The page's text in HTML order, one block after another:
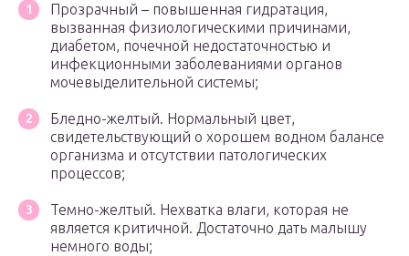
Прозрачный – повышенная гидратация,
вызванная физиологическими причинами,
диабетом, почечной недостаточностью и
инфекционными заболеваниями органов
мочевыделительной системы;
Бледно-желтый. Нормальный цвет,
свидетельствующий о хорошем водном балансе
организма и отсутствии патологических
процессов;
Темно-желтый. Нехватка влаги, которая не
является критичной. Достаточно дать малышу
немного воды;